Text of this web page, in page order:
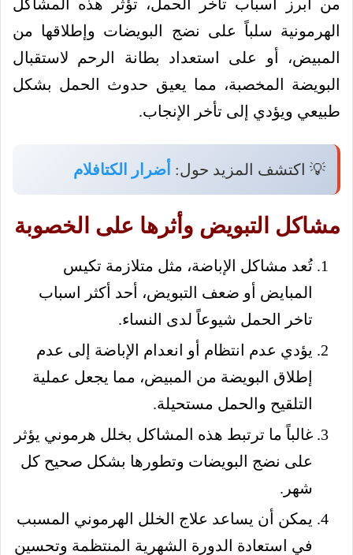
من أبرز اسباب تاخر الحمل، تؤثر هذه المشاكل
الهرمونية سلباً على نضج البويضات وإطلاقها من
المبيض، أو على استعداد بطانة الرحم لاستقبال
البويضة المخصبة، مما يعيق حدوث الحمل بشكل
طبيعي ويؤدي إلى تأخر الإنجاب.
💡 اكتشف المزيد حول: أضرار الكتافلام
مشاكل التبويض وأثرها على الخصوبة
تُعد مشاكل الإباضة، مثل متلازمة تكيس
المبايض أو ضعف التبويض، أحد أكثر اسباب
تاخر الحمل شيوعاً لدى النساء.
يؤدي عدم انتظام أو انعدام الإباضة إلى عدم
إطلاق البويضة من المبيض، مما يجعل عملية
التلقيح والحمل مستحيلة.
غالباً ما ترتبط هذه المشاكل بخلل هرموني يؤثر
على نضج البويضات وتطورها بشكل صحيح كل
شهر.
يمكن أن يساعد علاج الخلل الهرموني المسبب
في استعادة الدورة الشهرية المنتظمة وتحسين